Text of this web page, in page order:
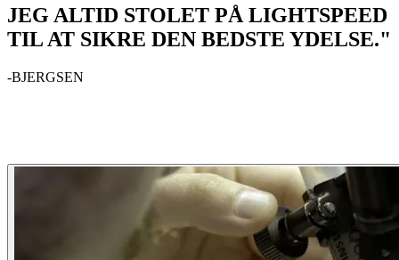
JEG ALTID STOLET PÅ LIGHTSPEED
TIL AT SIKRE DEN BEDSTE YDELSE."
-BJERGSEN